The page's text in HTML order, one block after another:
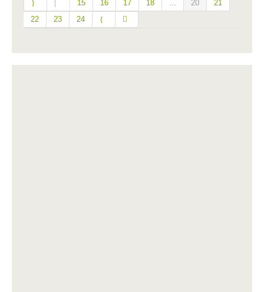
15 16 17 18 20
21
22
23 24